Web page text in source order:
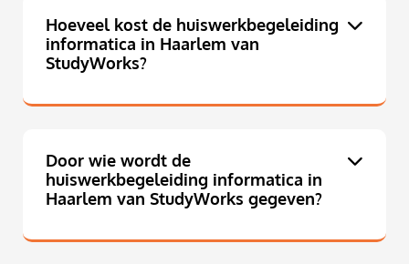
Hoeveel kost de huiswerkbegeleiding
informatica in Haarlem van
StudyWorks?
Door wie wordt de
huiswerkbegeleiding informatica in
Haarlem van StudyWorks gegeven?